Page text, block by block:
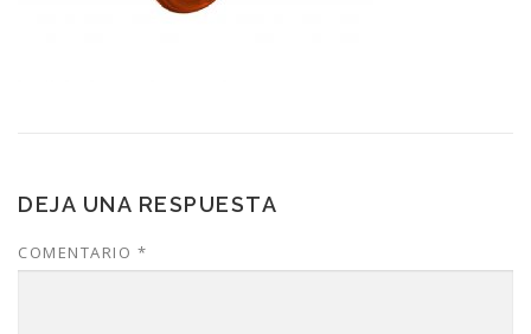
DEJA UNA RESPUESTA
COMENTARIO *